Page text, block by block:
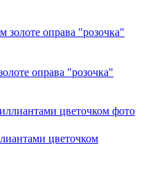
оправа "розочка"
цветочком